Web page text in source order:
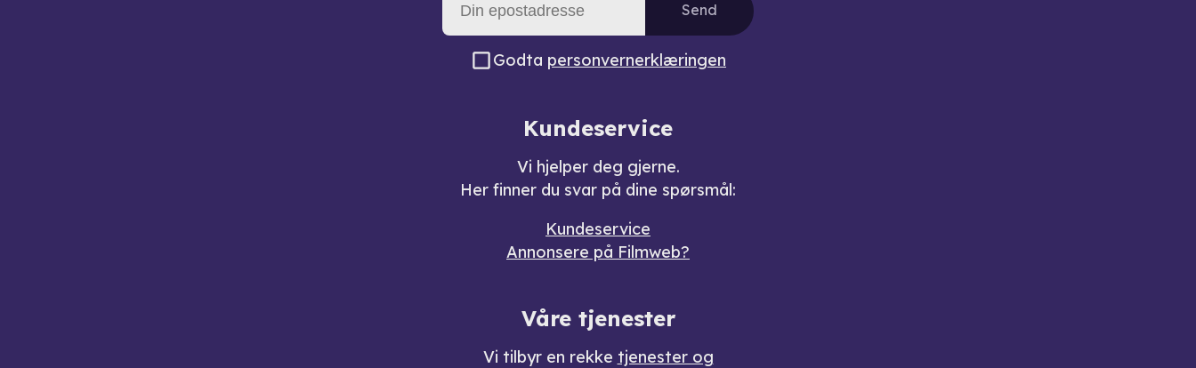
Send
Godta personvernerklæringen
Kundeservice
Vi hjelper deg gjerne.
Her finner du svar på dine spørsmål:
Kundeservice
Annonsere på Filmweb?
Våre tjenester
Vi tilbyr en rekke tjenester og